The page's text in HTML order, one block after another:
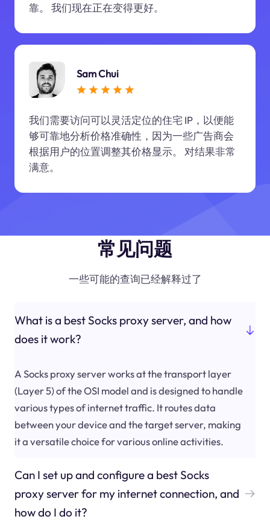
靠。 我们现在正在变得更好。
Sam Chui
我们需要访问可以灵活定位的住宅 IP，以便能
够可靠地分析价格准确性，因为一些广告商会
根据用户的位置调整其价格显示。 对结果非常
满意。
常见问题
一些可能的查询已经解释过了
What is a best Socks proxy server, and how
does it work?
A Socks proxy server works at the transport layer
(Layer 5) of the OSI model and is designed to handle
various types of internet traffic. It routes data
between your device and the target server, making
it a versatile choice for various online activities.
Can I set up and configure a best Socks
proxy server for my internet connection, and
how do I do it?